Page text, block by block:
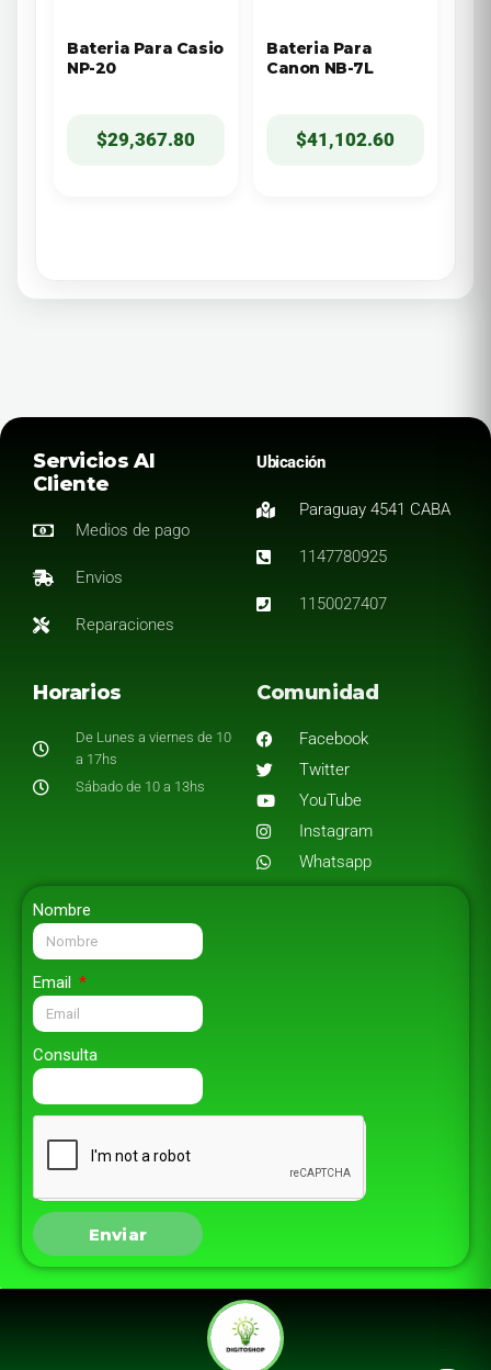
Bateria Para Casio
NP-20
$29,367.80
Bateria Para
Canon NB-7L
$41,102.60
Servicios Al
Cliente
Medios de pago
Envios
Reparaciones
Ubicación
Paraguay 4541 CABA
1147780925
1150027407
Horarios
De Lunes a viernes de 10
a 17hs
Sábado de 10 a 13hs
Comunidad
Facebook
Twitter
YouTube
Instagram
Whatsapp
Nombre
Email
Consulta
Enviar